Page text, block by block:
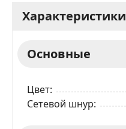
Характеристики
Основные
Цвет
Сетевой шнур